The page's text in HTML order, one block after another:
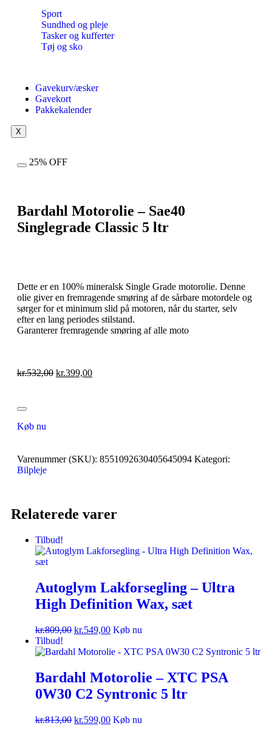
Sport
Sundhed og pleje
Tasker og kufferter
Tøj og sko
Gavekurv/æsker
Gavekort
Pakkekalender
X
25% OFF
Bardahl Motorolie – Sae40
Singlegrade Classic 5 ltr
Dette er en 100% mineralsk Single Grade motorolie. Denne
olie giver en fremragende smøring af de sårbare motordele og
sørger for et minimum slid på motoren, når du starter, selv
efter en lang periodes stilstand.
Garanterer fremragende smøring af alle moto
kr.532,00 kr.399,00
Køb nu
Varenummer (SKU): 8551092630405645094 Kategori:
Bilpleje
Relaterede varer
Tilbud!
Autoglym Lakforsegling – Ultra
High Definition Wax, sæt
kr.809,00 kr.549,00 Køb nu
Tilbud!
Bardahl Motorolie – XTC PSA
0W30 C2 Syntronic 5 ltr
kr.813,00 kr.599,00 Køb nu